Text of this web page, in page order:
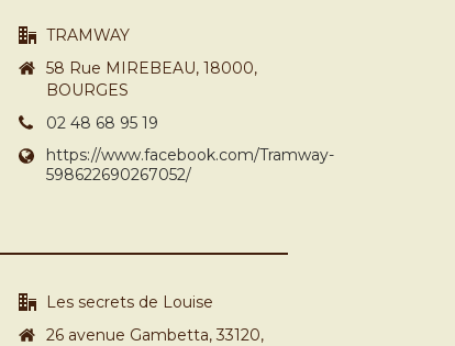
TRAMWAY
58 Rue MIREBEAU, 18000,
BOURGES
02 48 68 95 19
https://www.facebook.com/Tramway-
598622690267052/
Les secrets de Louise
26 avenue Gambetta, 33120,